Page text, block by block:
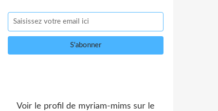
Voir le profil de myriam-mims sur le